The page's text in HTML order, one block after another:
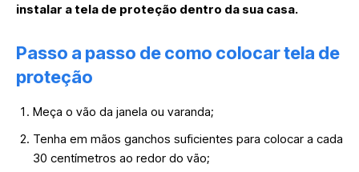
instalar a tela de proteção dentro da sua casa.
Passo a passo de como colocar tela de
proteção
Meça o vão da janela ou varanda;
Tenha em mãos ganchos suficientes para colocar a cada
30 centímetros ao redor do vão;